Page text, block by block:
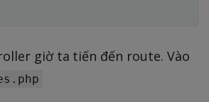
giờ ta tiến đến route. Vào